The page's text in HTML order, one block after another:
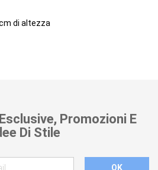
di altezza
Promozioni E
Di Stile